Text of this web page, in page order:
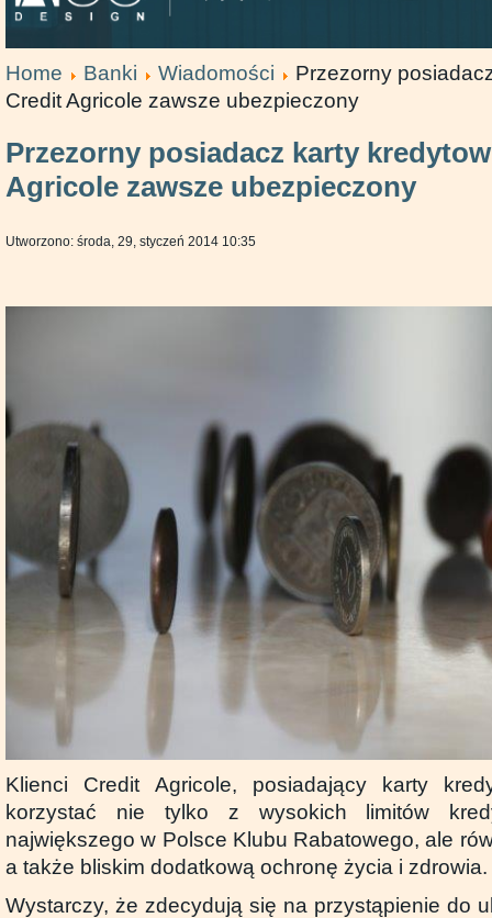
Home Banki Wiadomości
Przezorny
Credit Agricole zawsze ubezpieczony
Przezorny posiadacz karty
Agricole zawsze ubezpieczony
Utworzono: środa, 29, styczeń 2014 10:35
Klienci Credit Agricole, posiadający karty
korzystać nie tylko z wysokich limitów
największego w Polsce Klubu Rabatowego, ale
a także bliskim dodatkową ochronę życia i zdrowia.
Wystarczy, że zdecydują się na przystąpienie do